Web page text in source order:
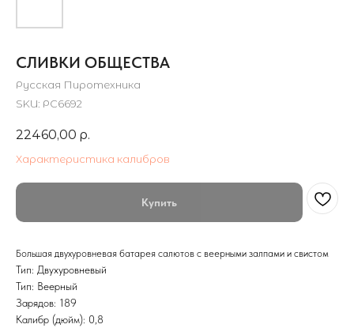
СЛИВКИ ОБЩЕСТВА
Русская Пиротехника
SKU: РС6692
22460,00 р.
Характеристика калибров
Купить
Большая двухуровневая батарея салютов с веерными залпами и свистом
Тип: Двухуровневый
Тип: Веерный
Зарядов: 189
Калибр (дюйм): 0,8